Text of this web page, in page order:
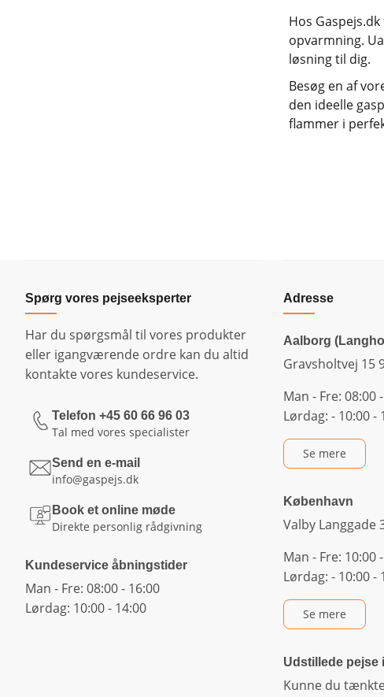
Hos
opvarmning.
løsning til dig.
Besøg en af
den ideelle
flammer i
Spørg vores pejseeksperter
Har du spørgsmål til vores produkter
eller igangværende ordre kan du altid
kontakte vores kundeservice.
Telefon +45 60 66 96 03
Tal med vores specialister
Send en e-mail
info@gaspejs.dk
Book et online møde
Direkte personlig rådgivning
Kundeservice åbningstider
Man - Fre: 08:00 - 16:00
Lørdag: 10:00 - 14:00
Adresse
Aalborg
Gravsholtvej 15
Man - Fre: 08:00
Lørdag: - 10:00 -
Se mere
København
Valby Langgade
Man - Fre: 10:00
Lørdag: - 10:00 -
Se mere
Udstillede pejse
Kunne du